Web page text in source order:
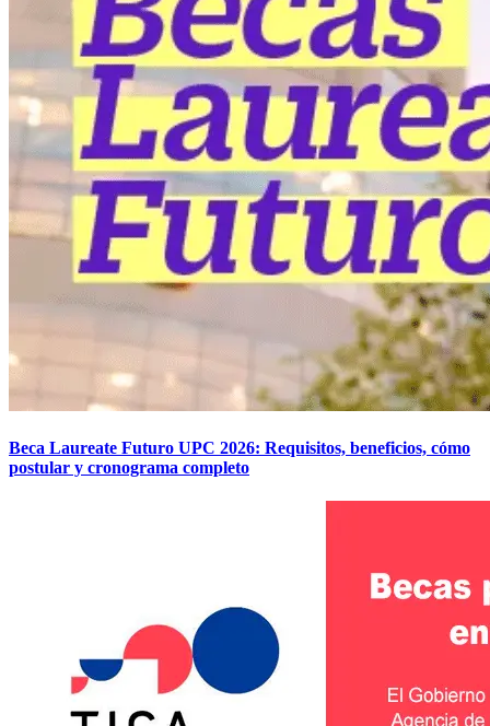
Beca Laureate Futuro UPC 2026: Requisitos, beneficios, cómo
postular y cronograma completo